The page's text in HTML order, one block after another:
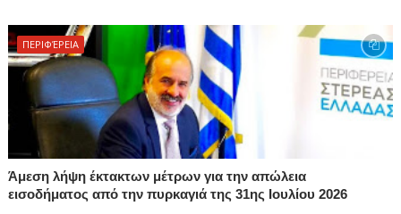
ΠΕΡΙΦΈΡΕΙΑ
Άμεση λήψη έκτακτων μέτρων για την απώλεια
εισοδήματος από την πυρκαγιά της 31ης Ιουλίου 2026